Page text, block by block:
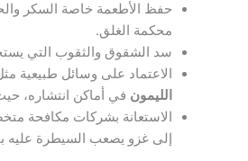
حفظ الأطعمة خاصة السكر
محكمة الغلق.
سد الشقوق والثقوب التي
الاعتماد على وسائل طبيعية
الليمون في أماكن انتشاره،
الاستعانة بشركات مكافحة
إلى غزو يصعب السيطرة عليه